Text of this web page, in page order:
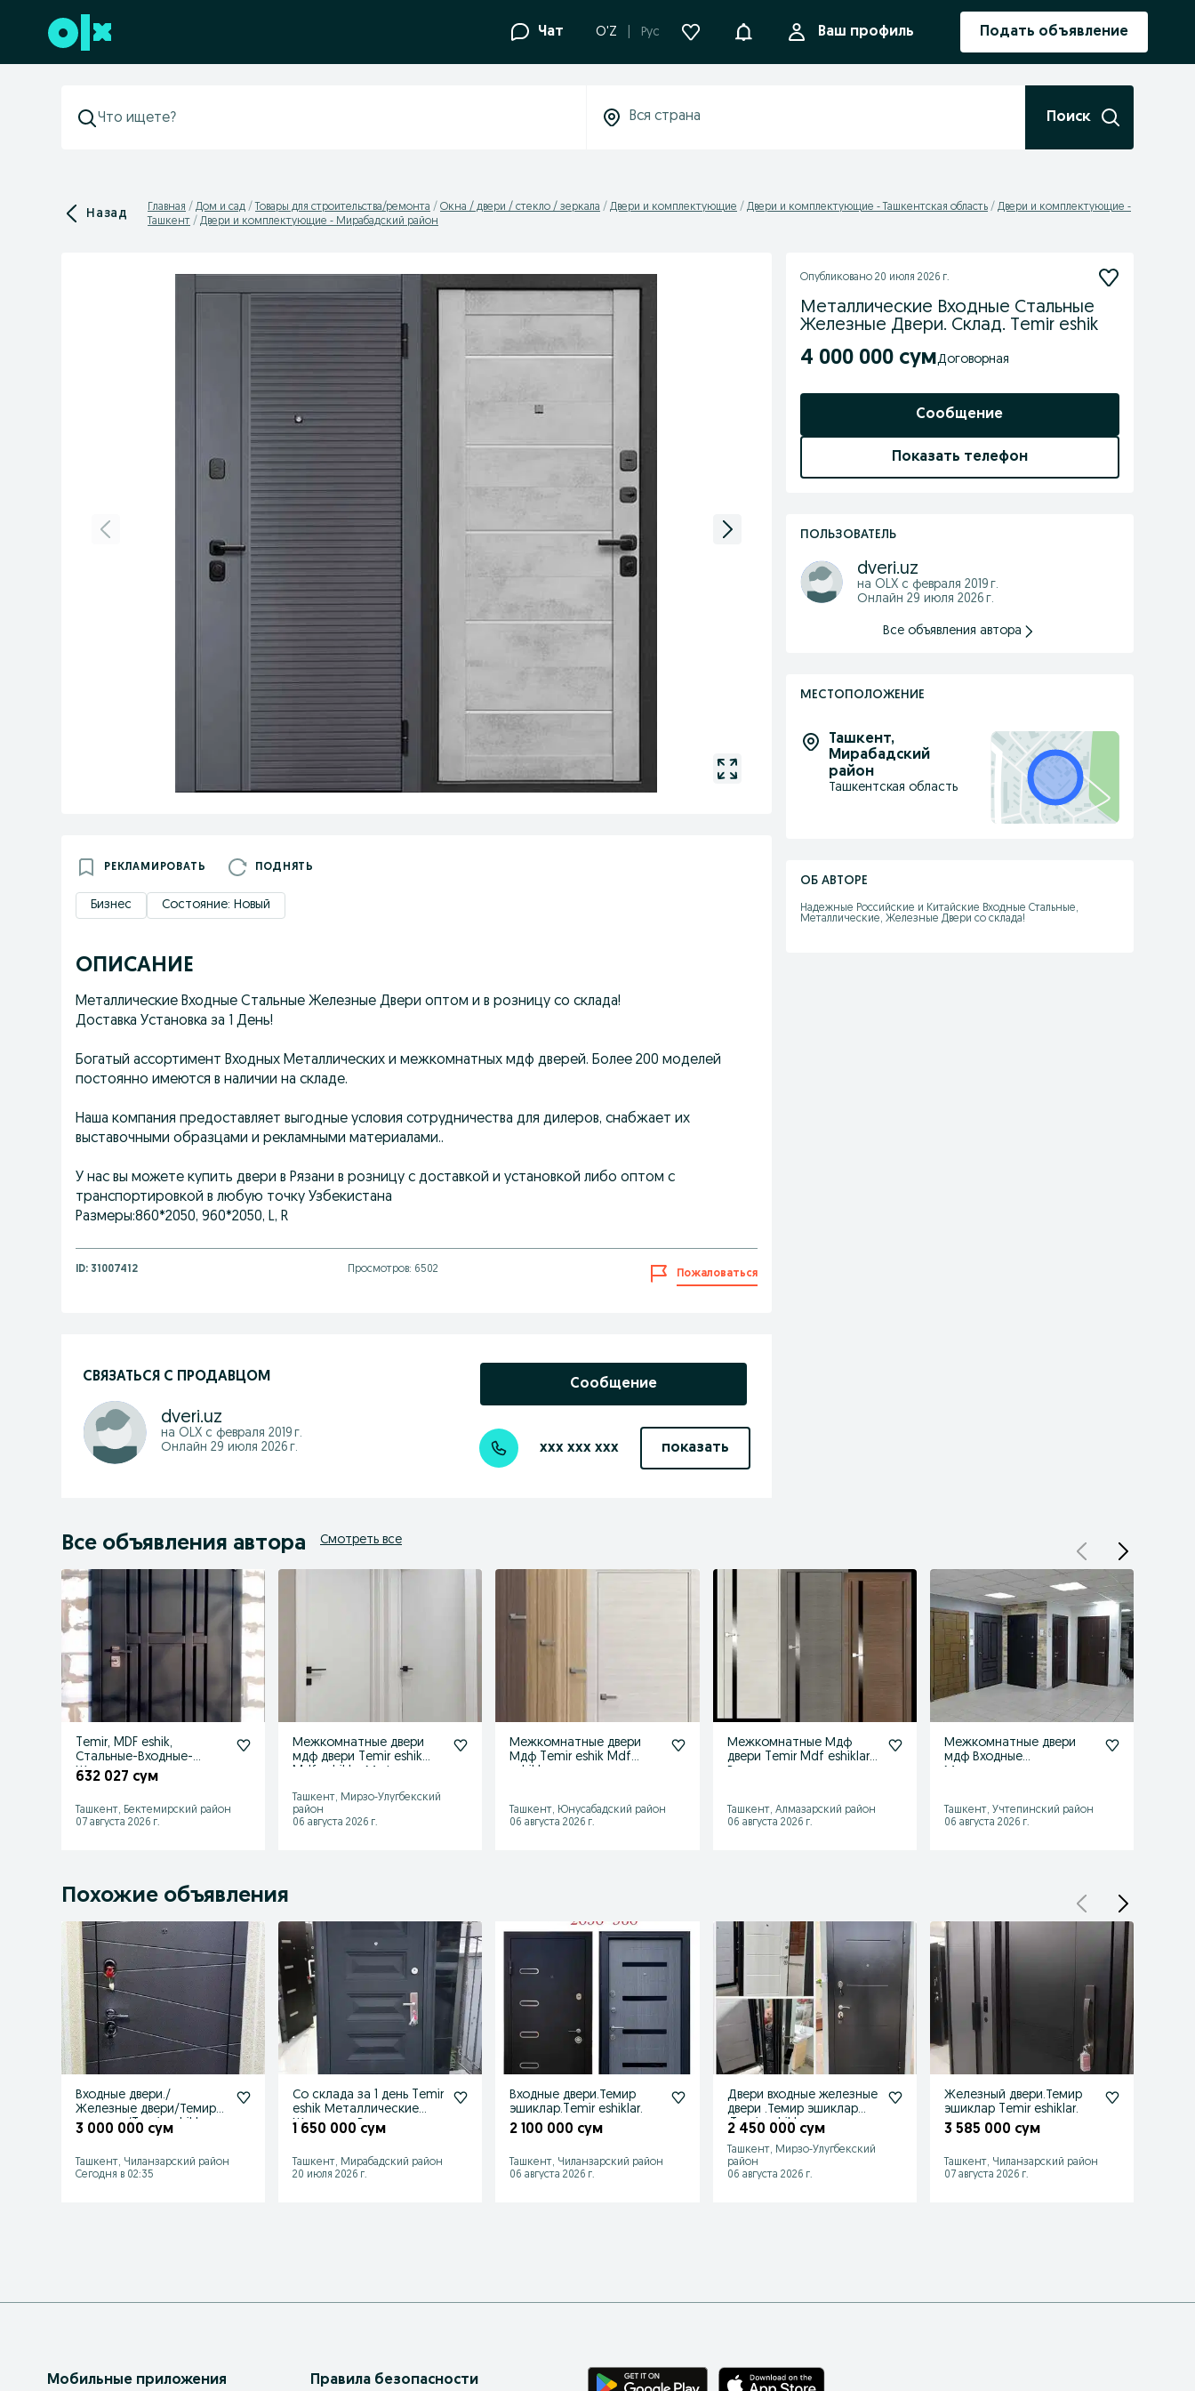
Перейти к нижнему колонтитулу Чат O'Z Рус УведомленияВаш профиль Подать объявление
Поиск
Назад Главная Дом и сад Товары для строительства/ремонта Окна / двери / стеклo / зеркала Двери и комплектующие Двери и комплектующие - Ташкентская область
Двери и комплектующие -
Ташкент
Двери и комплектующие - Мирабадский район
РЕКЛАМИРОВАТЬ ПОДНЯТЬ
Бизнес Состояние: Новый
ОПИСАНИЕ
Металлические Входные Стальные Железные Двери оптом и в розницу со склада!
Доставка Установка за 1 День!
Богатый ассортимент Входных Металлических и межкомнатных мдф дверей. Более 200 моделей
постоянно имеются в наличии на складе.
Наша компания предоставляет выгодные условия сотрудничества для дилеров, снабжает их
выставочными образцами и рекламными материалами..
У нас вы можете купить двери в Рязани в розницу с доставкой и установкой либо оптом с
транспортировкой в любую точку Узбекистана
Размеры:860*2050, 960*2050, L, R
ID: 31007412 Просмотров: 6502 Пожаловаться
СВЯЗАТЬСЯ С ПРОДАВЦОМ
dveri.uz
на OLX с февраля 2019 г.
Онлайн 29 июля 2026 г.
Сообщение
xxx xxx xxx показать
Опубликовано 20 июля 2026 г.
Металлические Входные Стальные
Железные Двери. Склад. Temir eshik
4 000 000 сум Договорная
Сообщение
Показать телефон
ПОЛЬЗОВАТЕЛЬ
dveri.uz
на OLX с февраля 2019 г.
Онлайн 29 июля 2026 г.
Все объявления автора
МЕСТОПОЛОЖЕНИЕ
Ташкент,
Мирабадский
район
Ташкентская область
ОБ АВТОРЕ
Надежные Российские и Китайские Входные Стальные,
Металлические, Железные Двери со склада!
Все объявления автора Смотреть все
Temir, MDF eshik,
Стальные-Входные-
Железные двери
УСТАНОВКА
632 027 сум
Ташкент, Бектемирский район
07 августа 2026 г.
Межкомнатные двери
мдф двери Temir eshik
Ташкент, Мирзо-Улугбекский
район
06 августа 2026 г.
Межкомнатные двери
Мдф Temir eshik Mdf
Ташкент, Юнусабадский район
06 августа 2026 г.
Межкомнатные Мдф
двери Temir Mdf eshiklar
Ташкент, Алмазарский район
06 августа 2026 г.
Межкомнатные двери
мдф Входные
Ташкент, Учтепинский район
06 августа 2026 г.
Похожие объявления
Входные двери./
Железные двери/Темир
эшиклар/Temir eshiklar.
3 000 000 сум
Ташкент, Чиланзарский район
Сегодня в 02:35
Со склада за 1 день Temir
eshik Металлические
Железные Входные двери
1 650 000 сум
Ташкент, Мирабадский район
20 июля 2026 г.
Входные двери.Темир
эшиклар.Temir eshiklar.
2 100 000 сум
Ташкент, Чиланзарский район
06 августа 2026 г.
Двери входные железные
двери .Темир эшиклар
.Temir eshiklar.
2 450 000 сум
Ташкент, Мирзо-Улугбекский
район
06 августа 2026 г.
Железный двери.Темир
эшиклар Temir eshiklar.
3 585 000 сум
Ташкент, Чиланзарский район
07 августа 2026 г.
Мобильные приложения Правила безопасности